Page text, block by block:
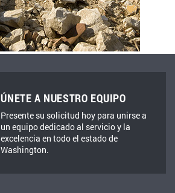
ÚNETE A NUESTRO EQUIPO
Presente su solicitud hoy para unirse a
un equipo dedicado al servicio y la
excelencia en todo el estado de
Washington.